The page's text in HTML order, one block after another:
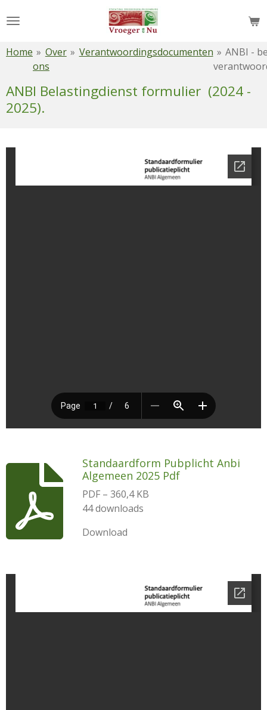
direct
de
hoofdinhoud
Home » Over
ons
» Verantwoordingsdocumenten » ANBI -
ANBI Belastingdienst formulier (2024 -
2025).
Standaardform Pubplicht Anbi
Algemeen 2025 Pdf
PDF – 360,4 KB
44 downloads
Download